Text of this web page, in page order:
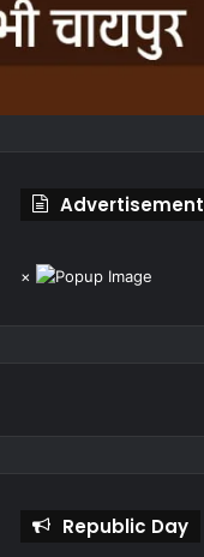
Advertisement
×
Republic Day